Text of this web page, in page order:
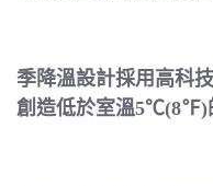
季降溫設計採用高科
創造低於室溫5℃(8℉)